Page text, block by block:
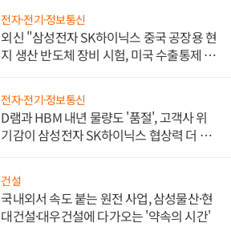
전자·전기·정보통신
외신 "삼성전자 SK하이닉스 중국 공장용 현
지 생산 반도체 장비 시험, 미국 수출통제 대
전자·전기·정보통신
D램과 HBM 내년 물량도 '품절', 고객사 위
기감이 삼성전자 SK하이닉스 협상력 더 키
건설
국내외서 속도 붙는 원전 사업, 삼성물산·현
대건설·대우건설에 다가오는 '약속의 시간'